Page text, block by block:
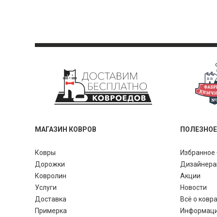
МАГАЗИН КОВРОВ
Ковры
Дорожки
Ковролин
Услуги
Доставка
Примерка
ПОЛЕЗНОЕ
Акции
Новости
Всё о